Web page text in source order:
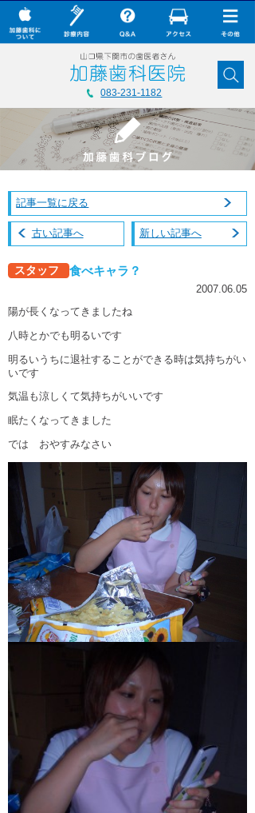
記事一覧に戻る
新しい記事へ
古い記事へ
スタッフ 食べキャラ？
2007.06.05
陽が長くなってきましたね
八時とかでも明るいです
明るいうちに退社することができる時は気持ちがい
いです
気温も涼しくて気持ちがいいです
眠たくなってきました
では おやすみなさい
× CLOSE
加藤歯科について
診療内容
Q&A
コラム
ダウンロード
無料メール相談
加藤歯科ブログ
下関観光ガイド
年賀状・暑中お見舞い